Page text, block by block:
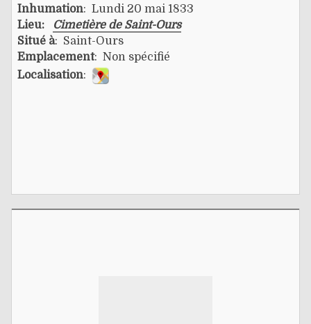
Inhumation: Lundi 20 mai 1833
Lieu:
Cimetière de Saint-Ours
Situé à: Saint-Ours
Emplacement: Non spécifié
Localisation: